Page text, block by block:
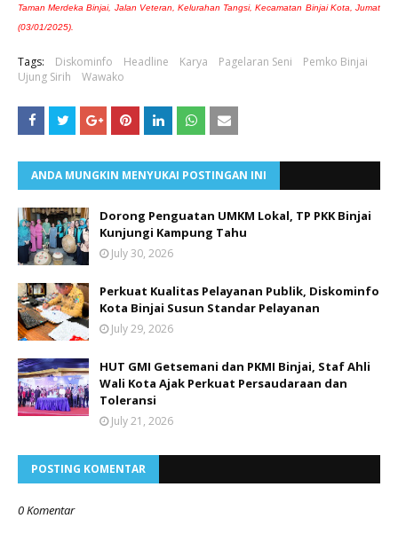
Taman Merdeka Binjai, Jalan Veteran, Kelurahan Tangsi, Kecamatan Binjai Kota, Jumat
(03/01/2025).
Tags: Diskominfo Headline Karya Pagelaran Seni
Pemko Binjai
Ujung Sirih
Wawako
ANDA MUNGKIN MENYUKAI POSTINGAN INI
Dorong Penguatan UMKM Lokal, TP PKK Binjai
Kunjungi Kampung Tahu
July 30, 2026
Perkuat Kualitas Pelayanan Publik, Diskominfo
Kota Binjai Susun Standar Pelayanan
July 29, 2026
HUT GMI Getsemani dan PKMI Binjai, Staf Ahli
Wali Kota Ajak Perkuat Persaudaraan dan
Toleransi
July 21, 2026
POSTING KOMENTAR
0 Komentar